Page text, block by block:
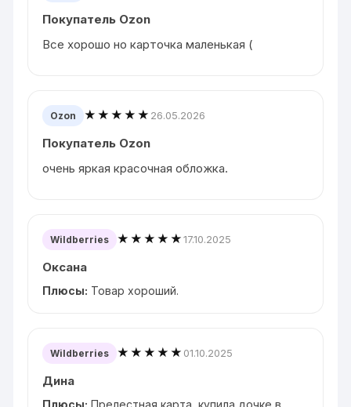
Покупатель Ozon
Все хорошо но карточка маленькая (
Ozon ★★★★★ 26.05.2026
Покупатель Ozon
очень яркая красочная обложка.
Wildberries ★★★★★17.10.2025
Оксана
Плюсы: Товар хороший.
Wildberries ★★★★★ 01.10.2025
Дина
Плюсы: Прелестная карта, купила дочке в